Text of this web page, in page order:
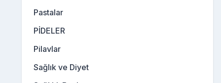
Pastalar
PİDELER
Pilavlar
Sağlık ve Diyet